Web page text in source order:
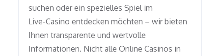
suchen oder ein spezielles Spiel im
Live-Casino entdecken möchten – wir bieten
Ihnen transparente und wertvolle
Informationen. Nicht alle Online Casinos in